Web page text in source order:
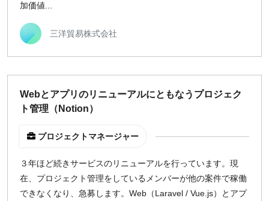
加価値...
三洋貿易株式会社
Webとアプリのリニューアルにともなうプロジェク
ト管理（Notion）
プロジェクトマネージャー
３年ほど続きサービスのリニューアルを行っています。現
在、プロジェクト管理をしているメンバーが他の案件で稼働
できなくなり、急募します。Web（Laravel / Vue.js）とアプ